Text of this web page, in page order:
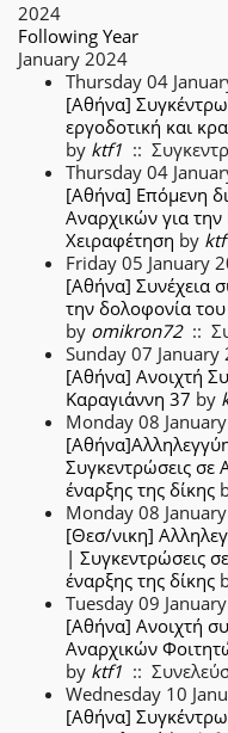
2024
Following Year
January 2024
Thursday 04
[Αθήνα]
εργοδοτική και
by ktf1 ::
Thursday 04
[Αθήνα] Επόμενη
Αναρχικών για την
Χειραφέτηση by
Friday 05 January
[Αθήνα] Συνέχεια
την δολοφονία
by omikron72::
Sunday 07
[Αθήνα] Ανοιχτή
Καραγιάννη 37 by
Monday 08
Συγκεντρώσεις σε
έναρξης της δίκης
Monday 08
[Θεσ/νικη]
| Συγκεντρώσεις
έναρξης της δίκης
Tuesday 09
[Αθήνα] Ανοιχτή
Αναρχικών
by ktf1 ::
Wednesday 10
[Αθήνα]